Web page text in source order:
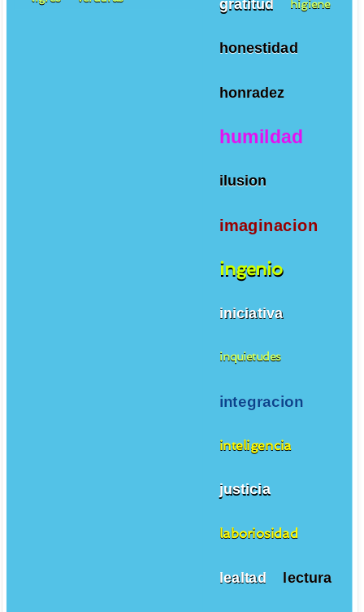
gratitud higiene
honestidad
honradez
humildad
ilusion
imaginacion
ingenio
iniciativa
inquietudes
integracion
inteligencia
justicia
laboriosidad
lealtad lectura